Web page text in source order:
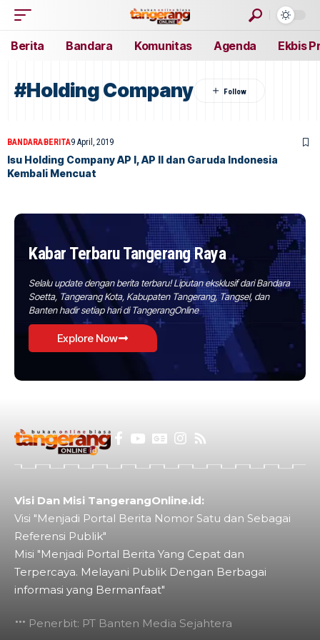
Berita Bandara Komunitas Agenda Ekbis
#Holding Company
BANDARABERITA9 April, 2019
Isu Holding Company AP I, AP II dan Garuda Indonesia
Kembali Mencuat
Kabar Terbaru Tangerang Raya
Selalu update dengan berita terbaru! Liputan eksklusif dari Bandara
Soetta, Tangerang Kota, Kabupaten Tangerang, Tangsel, dan
Banten hadir setiap hari di TangerangOnline
Explore Now
Visi Dan Misi TangerangOnline.id:
Visi "Menjadi Portal Berita Nomor Satu dan Sebagai
Referensi Publik"
Misi "Menjadi Portal Berita Yang Cepat dan
Terpercaya. Melayani Publik Dengan Berbagai
informasi yang Bermanfaat"
Penerbit: PT Banten Media Sejahtera